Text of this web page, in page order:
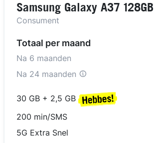
Samsung Galaxy A37 128GB
Consument
Totaal per maand
Na 6 maanden
Na 24 maanden
30 GB + 2,5 GB
200 min/SMS
5G Extra Snel